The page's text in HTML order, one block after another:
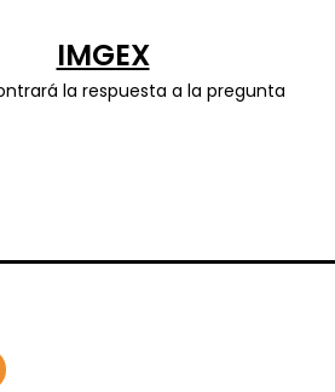
IMGEX
la respuesta a la pregunta